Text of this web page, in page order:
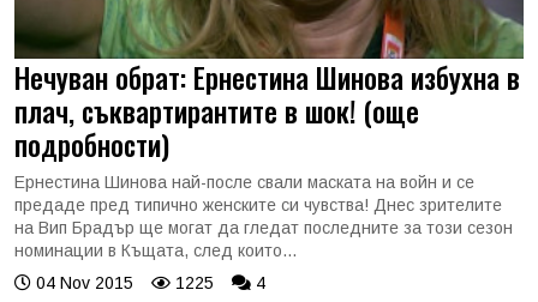
Нечуван обрат: Ернестина Шинова избухна в
плач, съквартирантите в шок! (още
подробности)
Ернестина Шинова най-после свали маската на войн и се
предаде пред типично женските си чувства! Днес зрителите
на Вип Брадър ще могат да гледат последните за този сезон
номинации в Къщата, след които...
04 Nov 2015
1225 4